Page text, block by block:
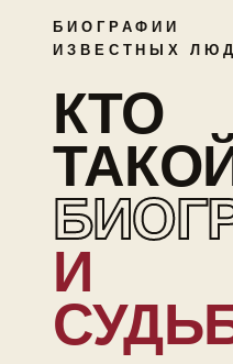
БИОГРАФИИ
ИЗВЕСТНЫХ
КТО
И